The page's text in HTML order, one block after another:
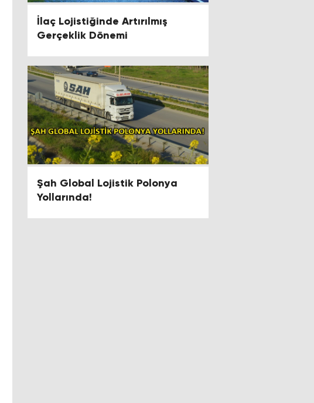
İlaç Lojistiğinde Artırılmış
Gerçeklik Dönemi
Şah Global Lojistik Polonya
Yollarında!